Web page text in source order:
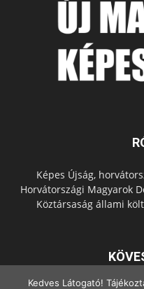
Képes Újság,
Horvátországi Magyarok
Köztársaság állami
Kedves Látogató!